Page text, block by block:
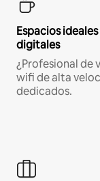
Espacios
digitales
¿Profesional de
wifi de alta
dedicados.